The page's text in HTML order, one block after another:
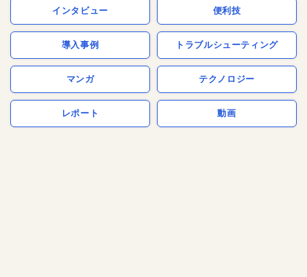
インタビュー 便利技
導入事例 トラブルシューティング
マンガ テクノロジー
レポート 動画